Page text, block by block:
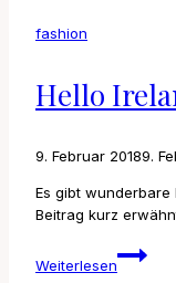
fashion
Hello
9. Februar 20189.
Es gibt wunderbare
Beitrag kurz
Weiterlesen
Hello
Ireland